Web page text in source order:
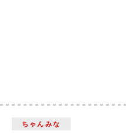
ちゃんみな